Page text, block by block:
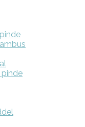
pinde